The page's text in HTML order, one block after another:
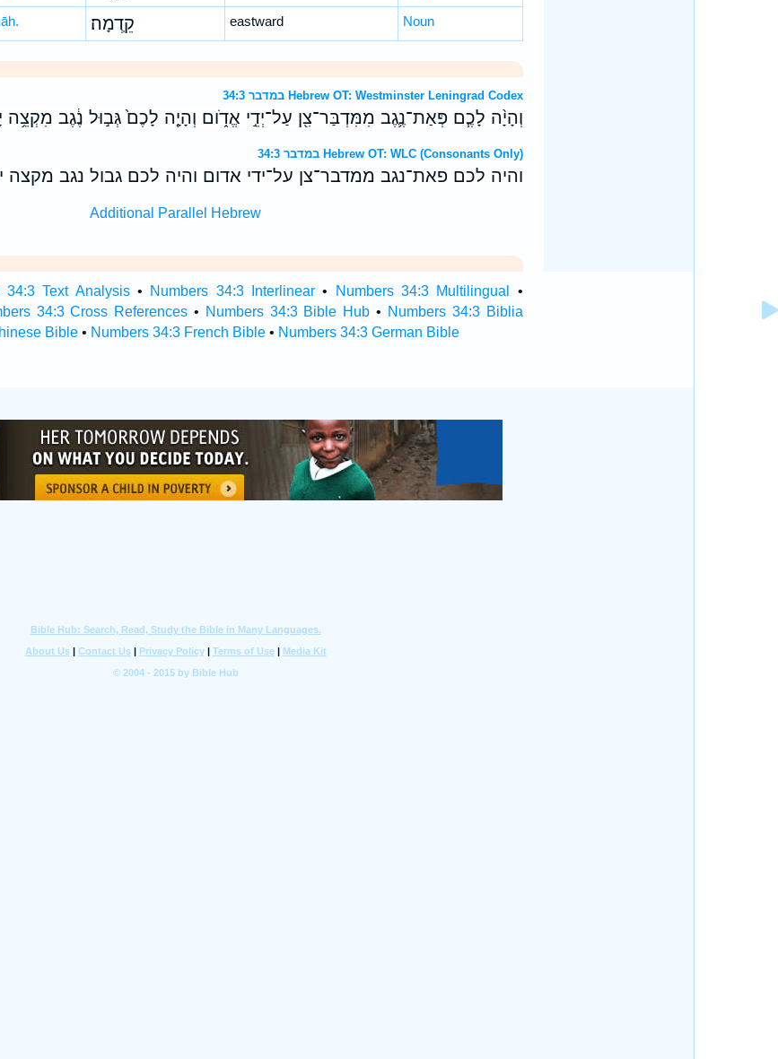
קֵֽדְמָה׃ eastward Noun
במדבר 34:3 Hebrew OT: Westminster Leningrad Codex
וְהָיָ֨ה לָכֶ֧ם פְּאַת־נֶ֛גֶב מִמִּדְבַּר־צִ֖ן עַל־יְדֵ֣י אֱדֹ֑ום וְהָיָ֤ה לָכֶם֙ גְּב֣וּל נֶ֔גֶב מִקְצֵ֥ה
במדבר 34:3 Hebrew OT: WLC (Consonants Only)
והיה לכם פאת־נגב ממדבר־צן על־ידי אדום והיה לכם גבול נגב מקצה
Additional Parallel Hebrew
34:3 Text Analysis• Numbers 34:3 Interlinear• Numbers 34:3 Multilingual
•
34:3 Cross References • Numbers 34:3 Bible Hub • Numbers 34:3 Biblia
Bible• Numbers 34:3 French Bible• Numbers 34:3 German Bible